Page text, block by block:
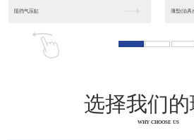
松下人机界面DP10... 数字光钎
选择我们的
WHY CHOOSE US